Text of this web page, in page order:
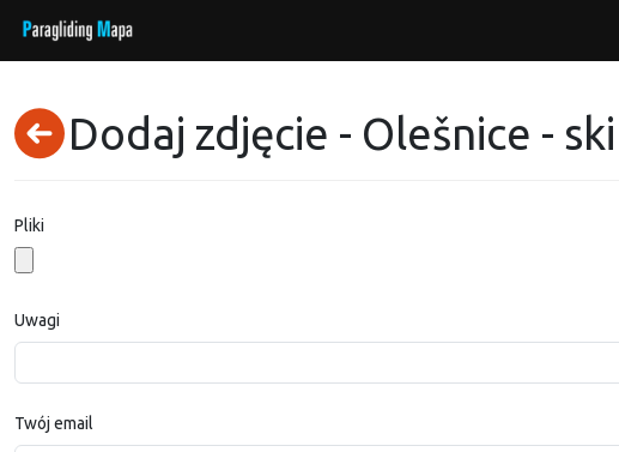
Dodaj zdjęcie - Olešnice -
Pliki
Uwagi
Twój email